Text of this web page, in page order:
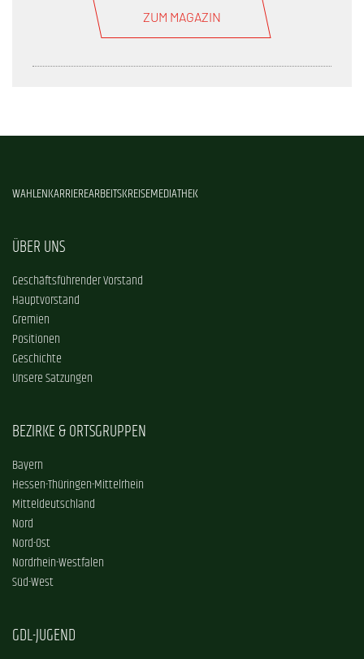
ZUM MAGAZIN
WAHLENKARRIEREARBEITSKREISEMEDIATHEK
ÜBER UNS
Geschäftsführender Vorstand
Hauptvorstand
Gremien
Positionen
Geschichte
Unsere Satzungen
BEZIRKE & ORTSGRUPPEN
Bayern
Hessen-Thüringen-Mittelrhein
Mitteldeutschland
Nord
Nord-Ost
Nordrhein-Westfalen
Süd-West
GDL-JUGEND